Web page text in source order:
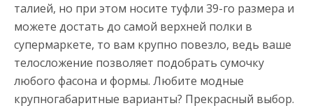
талией, но при этом носите туфли 39-го размера и
можете достать до самой верхней полки в
супермаркете, то вам крупно повезло, ведь ваше
телосложение позволяет подобрать сумочку
любого фасона и формы. Любите модные
крупногабаритные варианты? Прекрасный выбор.